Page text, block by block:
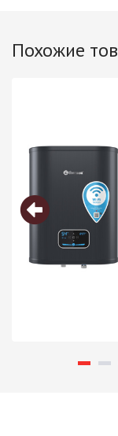
Похожие